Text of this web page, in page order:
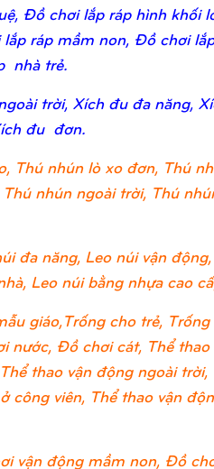
Đồ chơi lắp ráp hình khối
ráp mầm non, Đồ chơi
nhà trẻ.
trời, Xích đu đa năng,
đu đơn.
Thú nhún lò xo đơn, Thú
nhún ngoài trời, Thú
đa năng, Leo núi vận
Leo núi bằng nhựa cao
giáo,Trống cho trẻ, Trống
nước, Đồ chơi cát, Thể
thao vận động ngoài trời,
công viên, Thể thao vận
vận động mầm non, Đồ